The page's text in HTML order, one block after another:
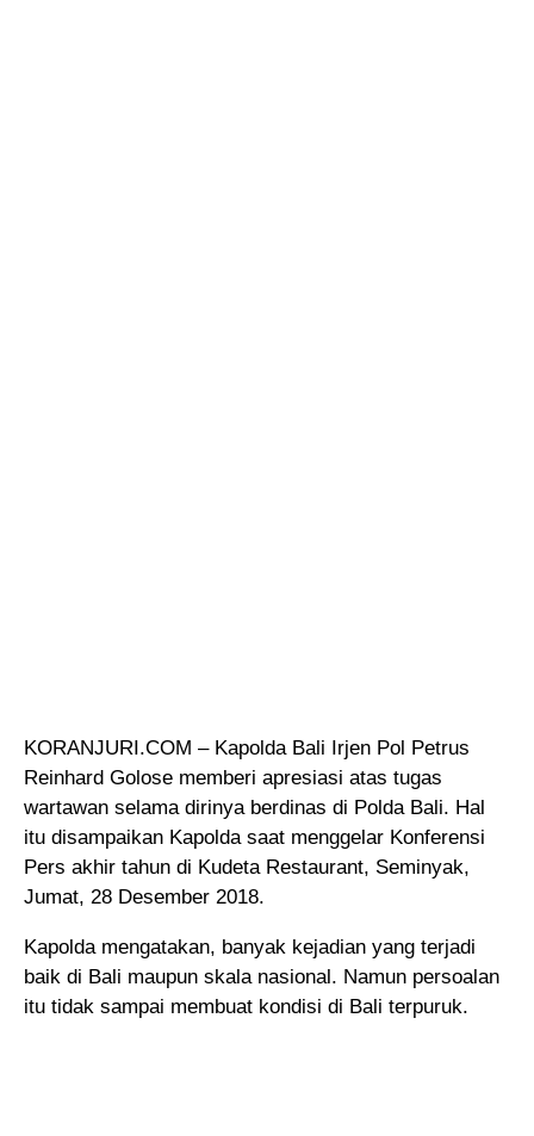
KORANJURI.COM – Kapolda Bali Irjen Pol Petrus
Reinhard Golose memberi apresiasi atas tugas
wartawan selama dirinya berdinas di Polda Bali. Hal
itu disampaikan Kapolda saat menggelar Konferensi
Pers akhir tahun di Kudeta Restaurant, Seminyak,
Jumat, 28 Desember 2018.
Kapolda mengatakan, banyak kejadian yang terjadi
baik di Bali maupun skala nasional. Namun persoalan
itu tidak sampai membuat kondisi di Bali terpuruk.